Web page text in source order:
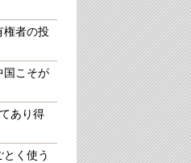
AFLO）
権者の投
国こそが
あり得
く使う